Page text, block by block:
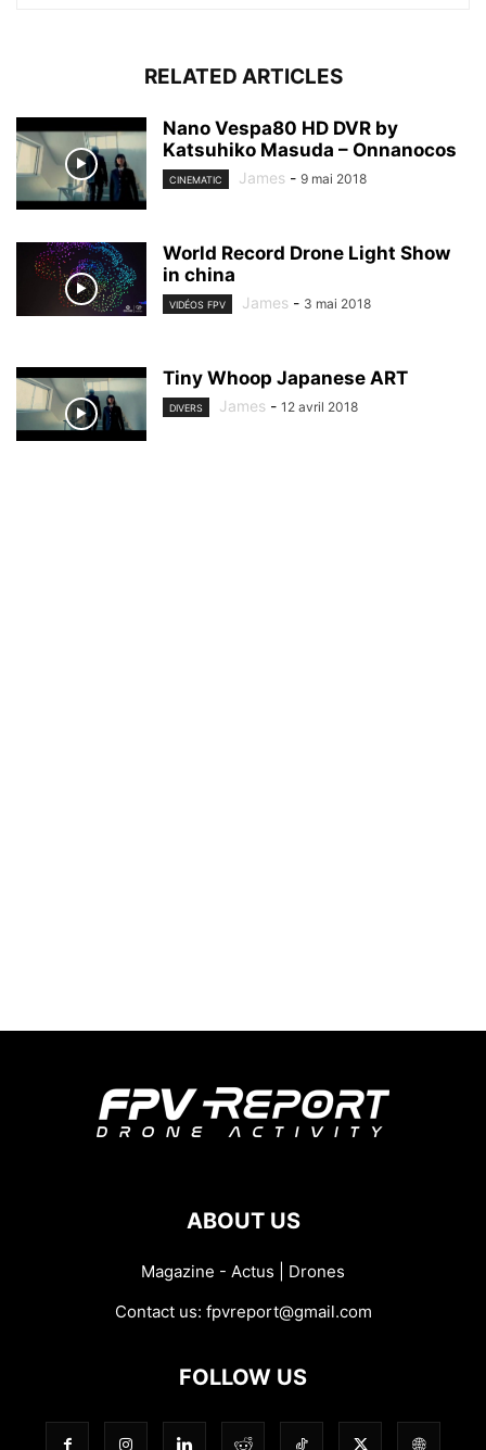
RELATED ARTICLES
Nano Vespa80 HD DVR by
Katsuhiko Masuda – Onnanocos
CINEMATIC James - 9 mai 2018
World Record Drone Light Show
in china
VIDÉOS FPV James - 3 mai 2018
Tiny Whoop Japanese ART
DIVERS James - 12 avril 2018
ABOUT US
Magazine - Actus | Drones
Contact us: fpvreport@gmail.com
FOLLOW US